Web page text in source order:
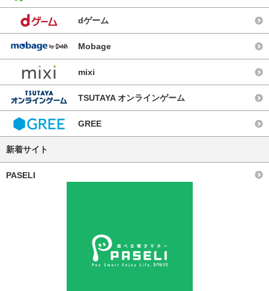
dゲーム
Mobage
mixi
TSUTAYA オンラインゲーム
GREE
新着サイト
PASELI